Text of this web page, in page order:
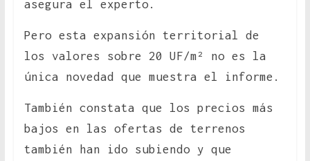
asegura el experto.
Pero esta expansión territorial de
los valores sobre 20 UF/m² no es la
única novedad que muestra el informe.
También constata que los precios más
bajos en las ofertas de terrenos
también han ido subiendo y que